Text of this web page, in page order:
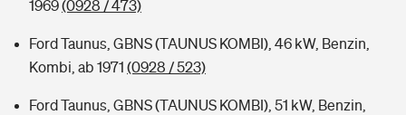
1969(0928 / 473)
Ford Taunus, GBNS (TAUNUS KOMBI), 46 kW, Benzin,
Kombi, ab 1971 (0928 / 523)
Ford Taunus, GBNS (TAUNUS KOMBI), 51 kW, Benzin,